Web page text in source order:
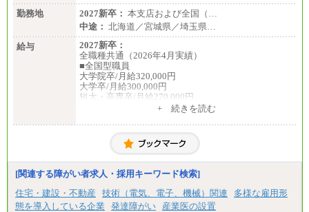
勤務地
2027新卒： 本支店および全国（…
中途： 北海道／宮城県／埼玉県…
給与
2027新卒：
全職種共通（2026年4月実績）
■全国型職員
大学院卒/月給320,000円
大学卒/月給300,000円
短大・高専卒/月給270,000円
大学院卒/月給256,000円～288,000円
大学卒/月給240,000円～270,000円
短大・高専卒/月給216,000円～243,000円
■特定職員※
大学院卒/月給234,000円～263,000円
大学卒/月給219,000円～246,000円
短大・高専卒/月給197,000円～222,000円
+ 続きを読む
[関連する障がい者求人・採用キーワード検索]
住宅・建設・不動産
技術（電気、電子、機械）関連
多様な雇用形
態を導入している企業
発達障がい 産業医の設置